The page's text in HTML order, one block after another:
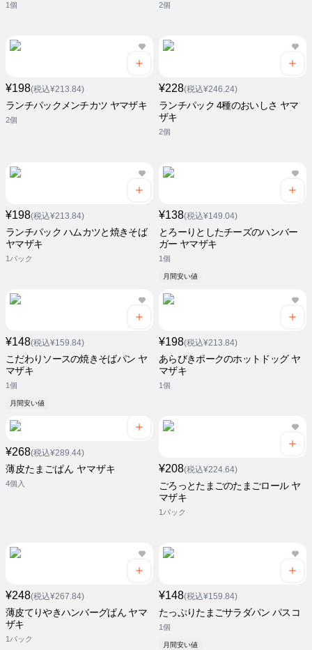
1個 2個
¥198(税込¥213.84)
ランチパックメンチカツ ヤマザキ
2個
¥228(税込¥246.24)
ランチパック 4種のおいしさ ヤマ
ザキ
2個
¥198(税込¥213.84)
ランチパック ハムカツと焼きそば
ヤマザキ
1パック
¥138(税込¥149.04)
とろーりとしたチーズのハンバー
ガー ヤマザキ
1個
月間安い値
¥148(税込¥159.84)
こだわりソースの焼きそばパン ヤ
マザキ
1個
月間安い値
¥198(税込¥213.84)
あらびきポークのホットドッグ ヤ
マザキ
1個
¥268(税込¥289.44)
薄皮たまごぱん ヤマザキ
4個入
¥208(税込¥224.64)
ごろっとたまごのたまごロール ヤ
マザキ
1パック
¥248(税込¥267.84)
薄皮てりやきハンバーグぱん ヤマ
ザキ
1パック
¥148(税込¥159.84)
たっぷりたまごサラダパン パスコ
1個
月間安い値